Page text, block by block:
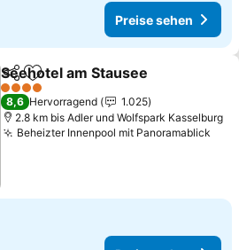
Preise sehen
TeilenZu Favoriten hinzufügen
Seehotel am Stausee
4 Sterne
8,6 Hervorragend
1.025
2.8 km bis Adler und Wolfspark Kasselburg
Beheizter Innenpool mit Panoramablick